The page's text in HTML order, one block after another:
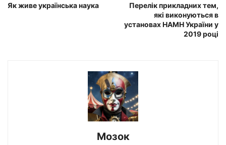
Як живе українська наука
Перелік прикладних тем,
які виконуються в
установах НАМН України у
2019 році
Мозок